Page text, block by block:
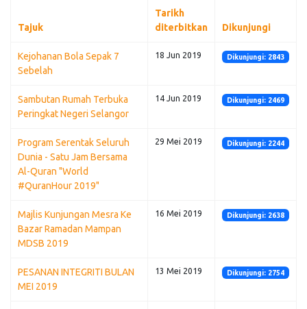
Tajuk
Tarikh
diterbitkan
Dikunjungi
Kejohanan Bola Sepak 7
Sebelah
18 Jun 2019 Dikunjungi: 2843
Sambutan Rumah Terbuka
Peringkat Negeri Selangor
14 Jun 2019 Dikunjungi: 2469
Program Serentak Seluruh
Dunia - Satu Jam Bersama
Al-Quran "World
#QuranHour 2019"
29 Mei 2019 Dikunjungi: 2244
Majlis Kunjungan Mesra Ke
Bazar Ramadan Mampan
MDSB 2019
16 Mei 2019 Dikunjungi: 2638
PESANAN INTEGRITI BULAN
MEI 2019
13 Mei 2019 Dikunjungi: 2754